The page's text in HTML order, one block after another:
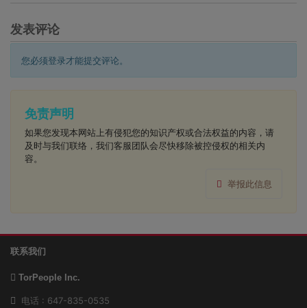
发表评论
您必须登录才能提交评论。
免责声明
如果您发现本网站上有侵犯您的知识产权或合法权益的内容，请
及时与我们联络，我们客服团队会尽快移除被控侵权的相关内
容。
举报此信息
联系我们
TorPeople Inc.
电话 : 647-835-0535